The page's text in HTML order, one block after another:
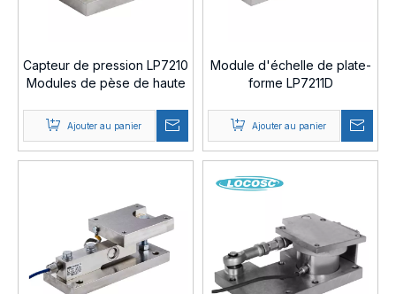
Capteur de pression LP7210
Modules de pèse de haute
Ajouter au panier
Module d'échelle de plate-
forme LP7211D
Ajouter au panier